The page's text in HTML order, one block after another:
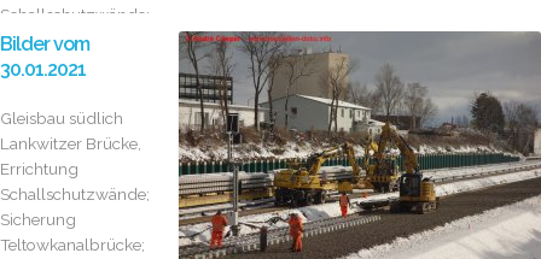
Schallschutzwände;...
Bilder vom
30.01.2021
Gleisbau südlich
Lankwitzer Brücke,
Errichtung
Schallschutzwände;
Sicherung
Teltowkanalbrücke;